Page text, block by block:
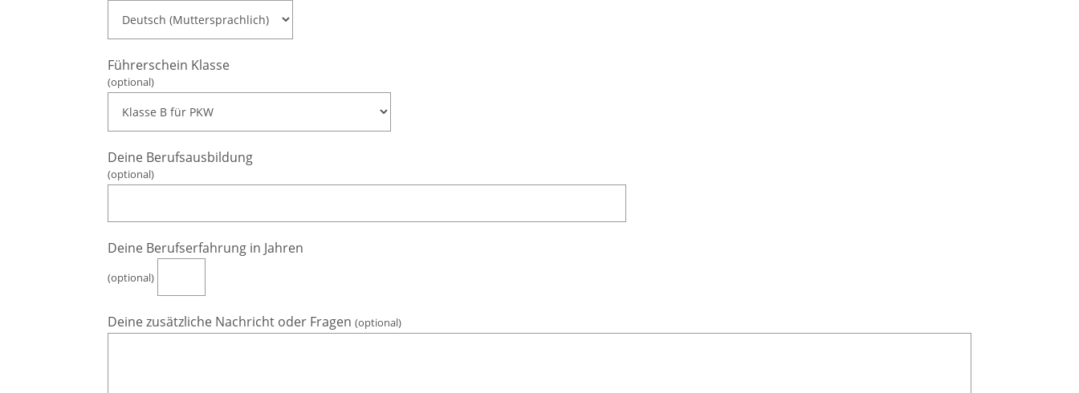
Führerschein Klasse
(optional)
Deine Berufsausbildung
(optional)
Deine Berufserfahrung in Jahren
(optional)
Deine zusätzliche Nachricht oder Fragen (optional)